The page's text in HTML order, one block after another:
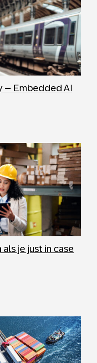
– Embedded AI
je just in case